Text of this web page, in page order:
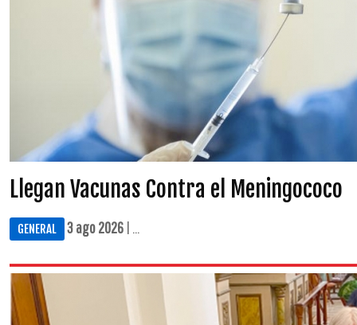
Llegan Vacunas Contra el Meningococo
GENERAL 3 ago 2026 | ...